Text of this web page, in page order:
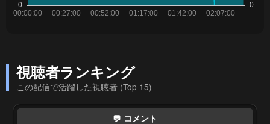
視聴者ランキング
この配信で活躍した視聴者 (Top 15)
💬 コメント